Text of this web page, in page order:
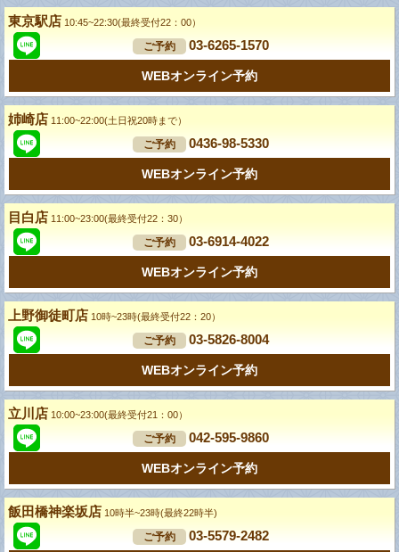
東京駅店 10:45~22:30(最終受付22：00）
ご予約 03-6265-1570
WEBオンライン予約
姉崎店 11:00~22:00(土日祝20時まで）
ご予約 0436-98-5330
WEBオンライン予約
目白店 11:00~23:00(最終受付22：30）
ご予約 03-6914-4022
WEBオンライン予約
上野御徒町店 10時~23時(最終受付22：20）
ご予約 03-5826-8004
WEBオンライン予約
立川店 10:00~23:00(最終受付21：00）
ご予約 042-595-9860
WEBオンライン予約
飯田橋神楽坂店 10時半~23時(最終22時半)
ご予約 03-5579-2482